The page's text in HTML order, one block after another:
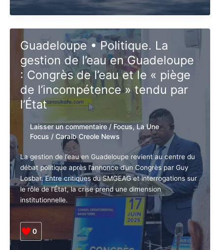
•
Le
Notre
pays
pourra-
t-
il
enfin
tête
l’eau
?
Guadeloupe • Politique. La
gestion de l’eau en Guadeloupe
: Congrès de l’eau et le « piège
de l’incompétence » tendu par
l’État
Laisser un commentaire / Focus, La Une
Focus / Caraib Creole News
La gestion de l’eau en Guadeloupe revient au centre du
débat politique après l’annonce d’un Congrès par Guy
Losbar. Entre critiques du SMGEAG et interrogations sur
le rôle de l’État, la crise prend une dimension
institutionnelle.
0